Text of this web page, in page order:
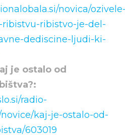
novica/
ribistvo-je-del-
dediscine-ljudi-ki-
je ostalo od
radio-
kaj-je-ostalo-od-
603019